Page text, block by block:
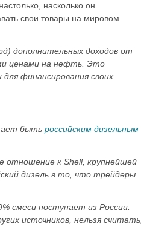
насколько он
свои товары на мировом
дополнительных доходов от
ценами на нефть. Это
финансирования своих
быть российским дизельным
отношение к Shell, крупнейшей
дизель в то, что трейдеры
смеси поступает из России.
источников, нельзя считать,